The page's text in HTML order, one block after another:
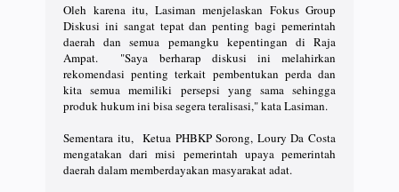
Oleh karena itu, Lasiman menjelaskan Fokus Group
Diskusi ini sangat tepat dan penting bagi pemerintah
daerah dan semua pemangku kepentingan di Raja
Ampat. "Saya berharap diskusi ini melahirkan
rekomendasi penting terkait pembentukan perda dan
kita semua memiliki persepsi yang sama sehingga
produk hukum ini bisa segera teralisasi," kata Lasiman.
Sementara itu, Ketua PHBKP Sorong, Loury Da Costa
mengatakan dari misi pemerintah upaya pemerintah
daerah dalam memberdayakan masyarakat adat.